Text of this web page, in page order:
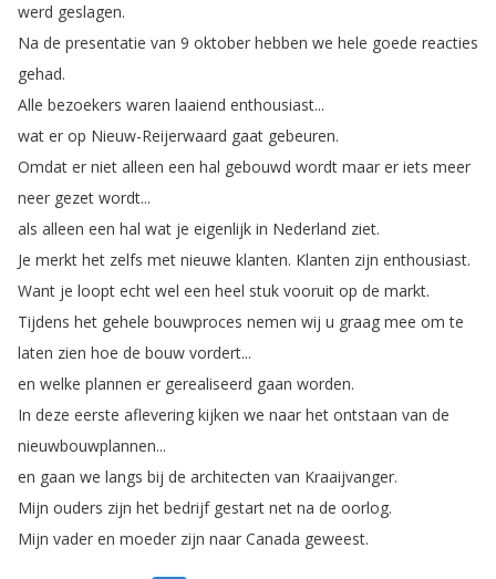
werd geslagen.
Na de presentatie van 9 oktober hebben we hele goede reacties
gehad.
Alle bezoekers waren laaiend enthousiast...
wat er op Nieuw-Reijerwaard gaat gebeuren.
Omdat er niet alleen een hal gebouwd wordt maar er iets meer
neer gezet wordt...
als alleen een hal wat je eigenlijk in Nederland ziet.
Je merkt het zelfs met nieuwe klanten. Klanten zijn enthousiast.
Want je loopt echt wel een heel stuk vooruit op de markt.
Tijdens het gehele bouwproces nemen wij u graag mee om te
laten zien hoe de bouw vordert...
en welke plannen er gerealiseerd gaan worden.
In deze eerste aflevering kijken we naar het ontstaan van de
nieuwbouwplannen...
en gaan we langs bij de architecten van Kraaijvanger.
Mijn ouders zijn het bedrijf gestart net na de oorlog.
Mijn vader en moeder zijn naar Canada geweest.